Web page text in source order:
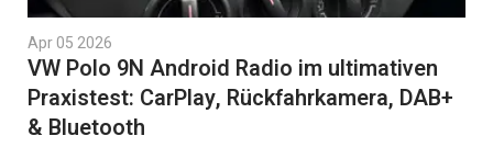
Apr 05 2026
VW Polo 9N Android Radio im ultimativen
Praxistest: CarPlay, Rückfahrkamera, DAB+
& Bluetooth